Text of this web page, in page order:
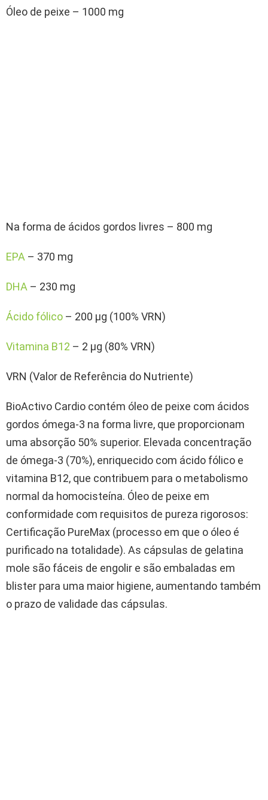
Óleo de peixe – 1000 mg
Na forma de ácidos gordos livres – 800 mg
EPA – 370 mg
DHA – 230 mg
Ácido fólico – 200 µg (100% VRN)
Vitamina B12 – 2 µg (80% VRN)
VRN (Valor de Referência do Nutriente)
BioActivo Cardio contém óleo de peixe com ácidos
gordos ómega-3 na forma livre, que proporcionam
uma absorção 50% superior. Elevada concentração
de ómega-3 (70%), enriquecido com ácido fólico e
vitamina B12, que contribuem para o metabolismo
normal da homocisteína. Óleo de peixe em
conformidade com requisitos de pureza rigorosos:
Certificação PureMax (processo em que o óleo é
purificado na totalidade). As cápsulas de gelatina
mole são fáceis de engolir e são embaladas em
blister para uma maior higiene, aumentando também
o prazo de validade das cápsulas.